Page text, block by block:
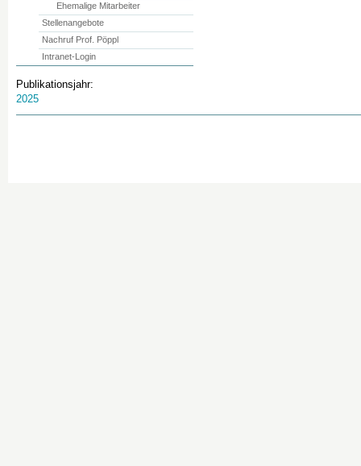
Ehemalige Mitarbeiter
Stellenangebote
Nachruf Prof. Pöppl
Intranet-Login
Publikationsjahr:
2025